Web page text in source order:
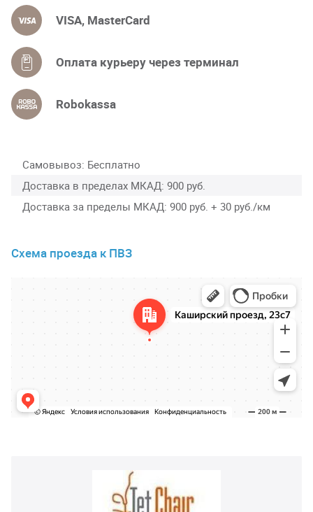
VISA, MasterCard
Оплата курьеру через терминал
Robokassa
Самовывоз Бесплатно
Доставка в пределах МКАД 900 руб.
Доставка за пределы МКАД 900 руб. + 30 руб./км
Схема проезда к ПВЗ